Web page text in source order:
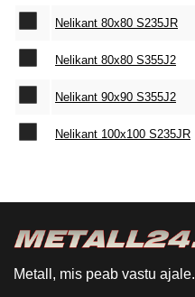
Nelikant 80x80 S235JR
Nelikant 80x80 S355J2
Nelikant 90x90 S355J2
Nelikant 100x100 S235JR
Metall, mis peab vastu ajale.